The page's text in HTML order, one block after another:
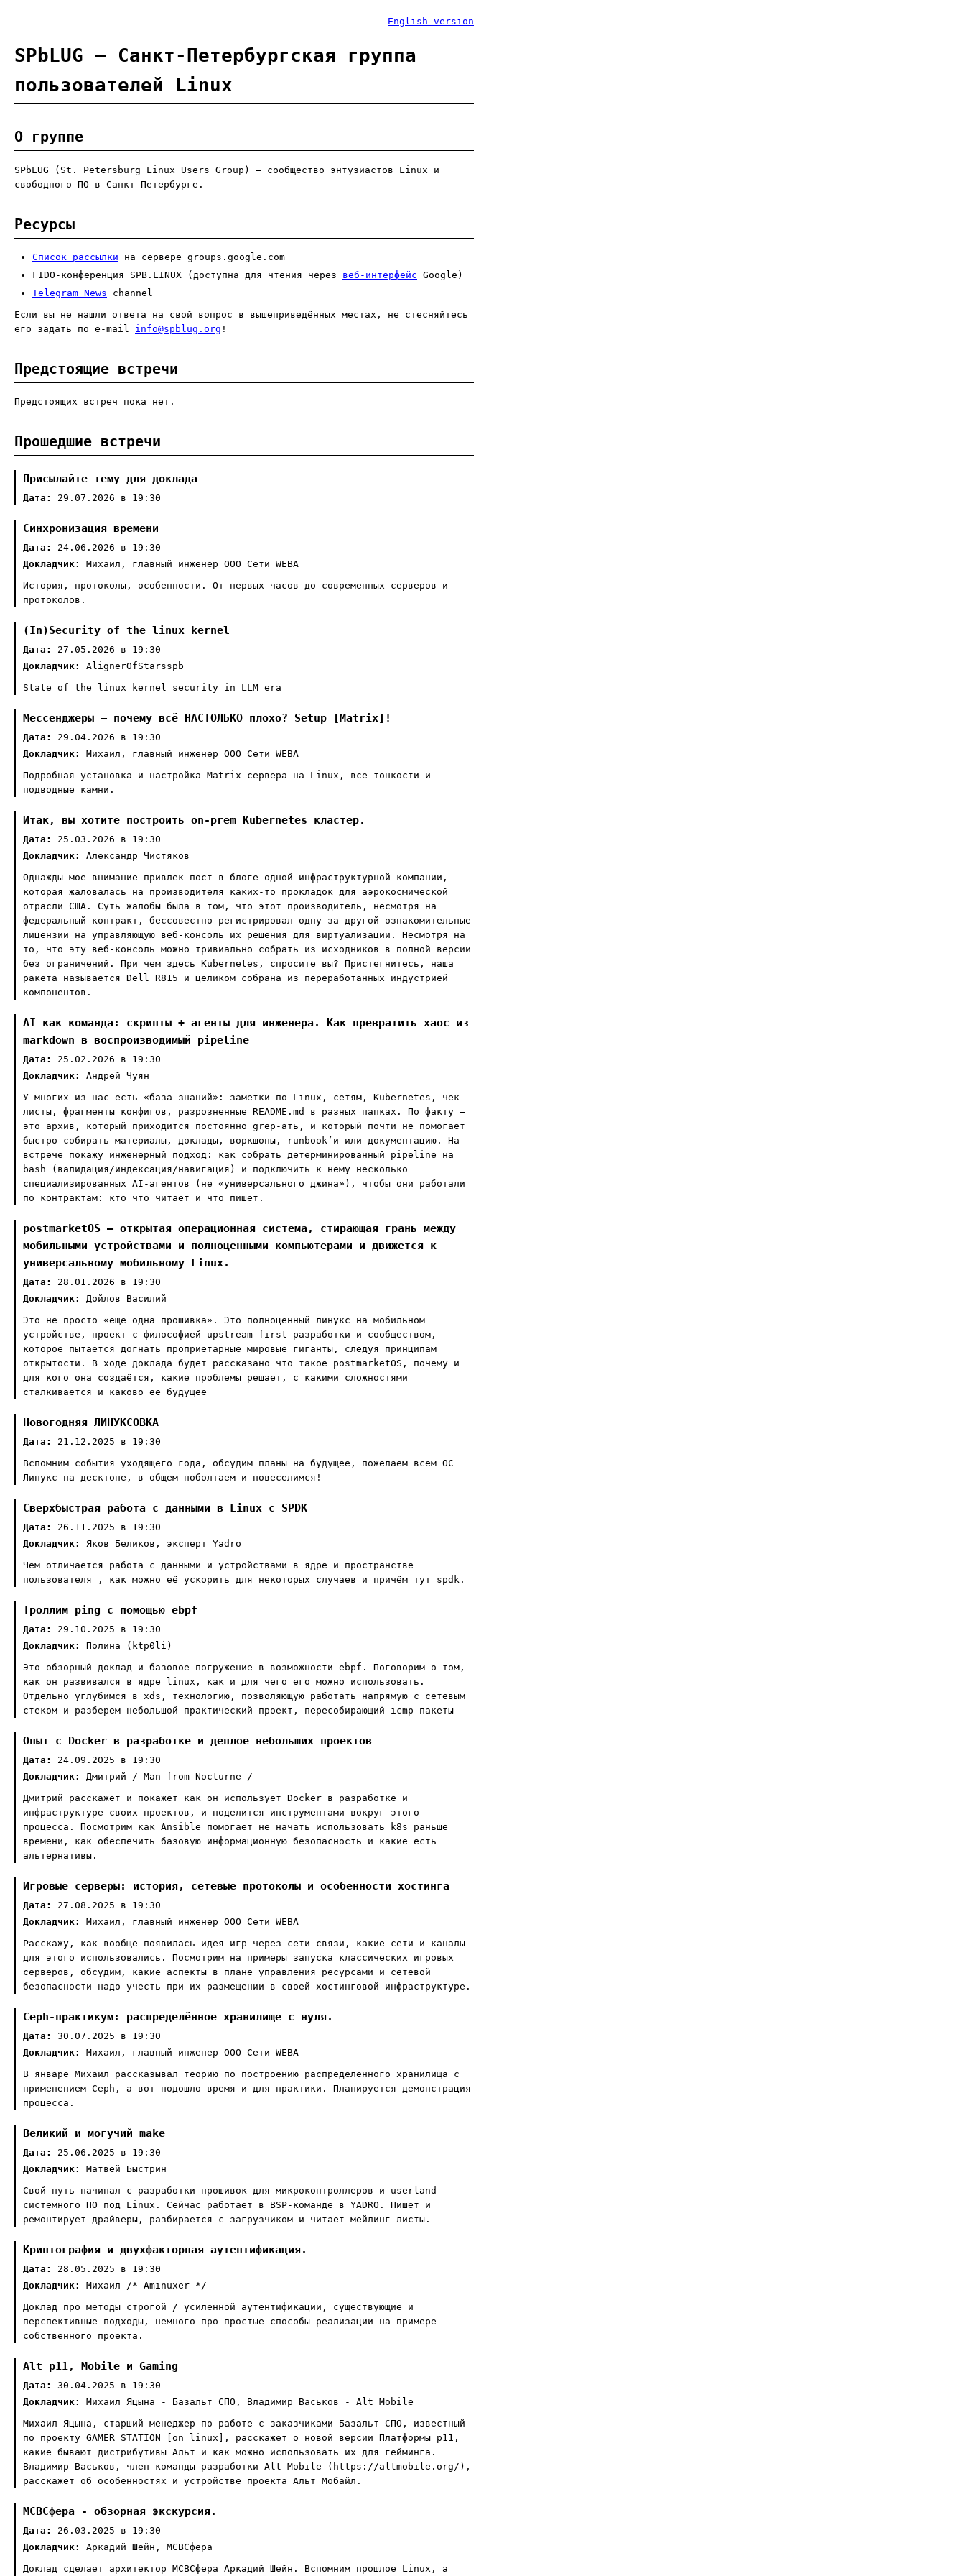
English version
SPbLUG — Санкт-Петербургская группа
пользователей Linux
О группе
SPbLUG (St. Petersburg Linux Users Group) — сообщество энтузиастов Linux и
свободного ПО в Санкт-Петербурге.
Ресурсы
Список рассылки на сервере groups.google.com
FIDO-конференция SPB.LINUX (доступна для чтения через веб-интерфейс Google)
Telegram News channel
Если вы не нашли ответа на свой вопрос в вышеприведённых местах, не стесняйтесь
его задать по e-mail info@spblug.org !
Предстоящие встречи
Предстоящих встреч пока нет.
Прошедшие встречи
Присылайте тему для доклада
Дата: 29.07.2026 в 19:30
Синхронизация времени
Дата:
24.06.2026 в 19:30
Докладчик:
Михаил, главный инженер ООО Сети WEBA
История, протоколы, особенности. От первых часов до современных серверов и
протоколов.
(In)Security of the linux kernel
Дата:
27.05.2026 в 19:30
Докладчик:
AlignerOfStarsspb
State of the linux kernel security in LLM era
Мессенджеры — почему всё НАСТОЛЬКО плохо? Setup [Matrix]!
Дата:
29.04.2026 в 19:30
Докладчик:
Михаил, главный инженер ООО Сети WEBA
Подробная установка и настройка Matrix сервера на Linux, все тонкости и
подводные камни.
Итак, вы хотите построить on-prem Kubernetes кластер.
Дата:
25.03.2026 в 19:30
Докладчик:
Александр Чистяков
Однажды мое внимание привлек пост в блоге одной инфраструктурной компании,
которая жаловалась на производителя каких-то прокладок для аэрокосмической
отрасли США. Суть жалобы была в том, что этот производитель, несмотря на
федеральный контракт, бессовестно регистрировал одну за другой ознакомительные
лицензии на управляющую веб-консоль их решения для виртуализации. Несмотря на
то, что эту веб-консоль можно тривиально собрать из исходников в полной версии
без ограничений. При чем здесь Kubernetes, спросите вы? Пристегнитесь, наша
ракета называется Dell R815 и целиком собрана из переработанных индустрией
компонентов.
AI как команда: скрипты + агенты для инженера. Как превратить хаос из
markdown в воспроизводимый pipeline
Дата:
25.02.2026 в 19:30
Докладчик:
Андрей Чуян
У многих из нас есть «база знаний»: заметки по Linux, сетям, Kubernetes, чек-
листы, фрагменты конфигов, разрозненные README.md в разных папках. По факту —
это архив, который приходится постоянно grep-ать, и который почти не помогает
быстро собирать материалы, доклады, воркшопы, runbook’и или документацию. На
встрече покажу инженерный подход: как собрать детерминированный pipeline на
bash (валидация/индексация/навигация) и подключить к нему несколько
специализированных AI-агентов (не «универсального джина»), чтобы они работали
по контрактам: кто что читает и что пишет.
postmarketOS — открытая операционная система, стирающая грань между
мобильными устройствами и полноценными компьютерами и движется к
универсальному мобильному Linux.
Дата:
28.01.2026 в 19:30
Докладчик:
Дойлов Василий
Это не просто «ещё одна прошивка». Это полноценный линукс на мобильном
устройстве, проект с философией upstream-first разработки и сообществом,
которое пытается догнать проприетарные мировые гиганты, следуя принципам
открытости. В ходе доклада будет рассказано что такое postmarketOS, почему и
для кого она создаётся, какие проблемы решает, с какими сложностями
сталкивается и каково её будущее
Новогодняя ЛИНУКСОВКА
Дата:
21.12.2025 в 19:30
Вспомним события уходящего года, обсудим планы на будущее, пожелаем всем ОС
Линукс на десктопе, в общем поболтаем и повеселимся!
Сверхбыстрая работа с данными в Linux с SPDK
Дата:
26.11.2025 в 19:30
Докладчик:
Яков Беликов, эксперт Yadro
Чем отличается работа с данными и устройствами в ядре и пространстве
пользователя , как можно её ускорить для некоторых случаев и причём тут spdk.
Троллим ping с помощью ebpf
Дата:
29.10.2025 в 19:30
Докладчик:
Полина (ktp0li)
Это обзорный доклад и базовое погружение в возможности ebpf. Поговорим о том,
как он развивался в ядре linux, как и для чего его можно использовать.
Отдельно углубимся в xds, технологию, позволяющую работать напрямую с сетевым
стеком и разберем небольшой практический проект, пересобирающий icmp пакеты
Опыт с Docker в разработке и деплое небольших проектов
Дата:
24.09.2025 в 19:30
Докладчик:
Дмитрий / Man from Nocturne /
Дмитрий расскажет и покажет как он использует Docker в разработке и
инфраструктуре своих проектов, и поделится инструментами вокруг этого
процесса. Посмотрим как Ansible помогает не начать использовать k8s раньше
времени, как обеспечить базовую информационную безопасность и какие есть
альтернативы.
Игровые серверы: история, cетевые протоколы и особенности хостинга
Дата:
27.08.2025 в 19:30
Докладчик:
Михаил, главный инженер ООО Сети WEBA
Расскажу, как вообще появилась идея игр через сети связи, какие сети и каналы
для этого использовались. Посмотрим на примеры запуска классических игровых
серверов, обсудим, какие аспекты в плане управления ресурсами и сетевой
безопасности надо учесть при их размещении в своей хостинговой инфраструктуре.
Ceph-практикум: распределённое хранилище с нуля.
Дата:
30.07.2025 в 19:30
Докладчик:
Михаил, главный инженер ООО Сети WEBA
В январе Михаил рассказывал теорию по построению распределенного хранилища с
применением Ceph, а вот подошло время и для практики. Планируется демонстрация
процесса.
Великий и могучий make
Дата:
25.06.2025 в 19:30
Докладчик:
Матвей Быстрин
Свой путь начинал с разработки прошивок для микроконтроллеров и userland
системного ПО под Linux. Сейчас работает в BSP-команде в YADRO. Пишет и
ремонтирует драйверы, разбирается с загрузчиком и читает мейлинг-листы.
Криптография и двухфакторная аутентификация.
Дата:
28.05.2025 в 19:30
Докладчик:
Михаил /* Aminuxer */
Доклад про методы строгой / усиленной аутентификации, существующие и
перспективные подходы, немного про простые способы реализации на примере
собственного проекта.
Alt p11, Mobile и Gaming
Дата:
30.04.2025 в 19:30
Докладчик:
Михаил Яцына - Базальт СПО, Владимир Васьков - Alt Mobile
Михаил Яцына, старший менеджер по работе с заказчиками Базальт СПО, известный
по проекту GAMER STATION [on linux], расскажет о новой версии Платформы p11,
какие бывают дистрибутивы Альт и как можно использовать их для гейминга.
Владимир Васьков, член команды разработки Alt Mobile (https://altmobile.org/),
расскажет об особенностях и устройстве проекта Альт Мобайл.
МСВСфера - обзорная экскурсия.
Дата:
26.03.2025 в 19:30
Докладчик:
Аркадий Шейн, МСВСфера
Доклад сделает архитектор МСВСфера Аркадий Шейн. Вспомним прошлое Linux, а